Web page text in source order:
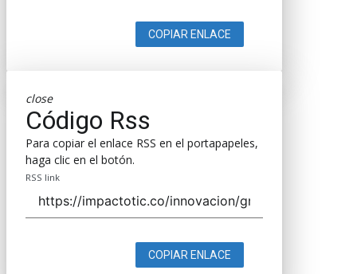
COPIAR ENLACE
close
Código Rss
Para copiar el enlace RSS en el portapapeles,
haga clic en el botón.
RSS link
COPIAR ENLACE